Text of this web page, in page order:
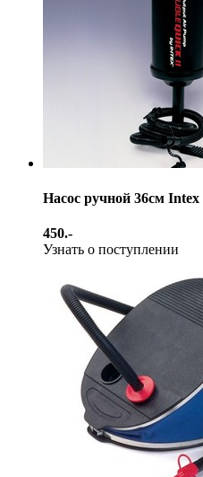
Насос ручной 36см Intex
450.-
Узнать о поступлении